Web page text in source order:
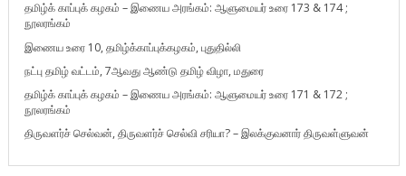
தமிழ்க் காப்புக் கழகம் – இணைய அரங்கம்: ஆளுமையர் உரை 173 & 174 ;
நூலரங்கம்
இணைய உரை 10, தமிழ்க்காப்புக்கழகம், புதுதில்லி
நட்பு தமிழ் வட்டம், 7ஆவது ஆண்டு தமிழ் விழா, மதுரை
தமிழ்க் காப்புக் கழகம் – இணைய அரங்கம்: ஆளுமையர் உரை 171 & 172 ;
நூலரங்கம்
திருவளர்ச் செல்வன், திருவளர்ச் செல்வி சரியா? – இலக்குவனார் திருவள்ளுவன்